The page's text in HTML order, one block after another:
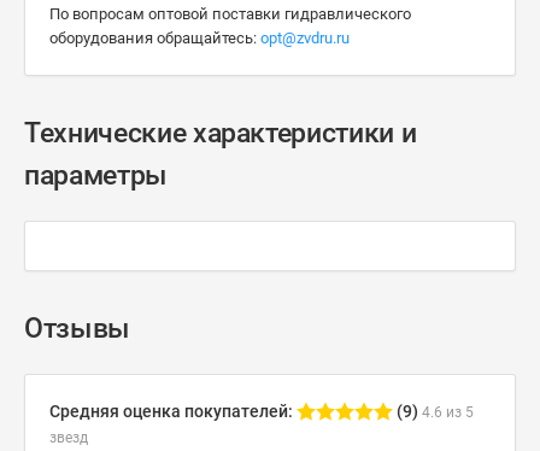
По вопросам оптовой поставки гидравлического
оборудования обращайтесь: opt@zvdru.ru
Технические характеристики и
параметры
Отзывы
Средняя оценка покупателей: (9) 4.6 из 5
звезд